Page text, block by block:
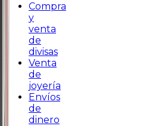
Compra
y
venta
de
divisas
Venta
de
joyería
Envíos
de
dinero